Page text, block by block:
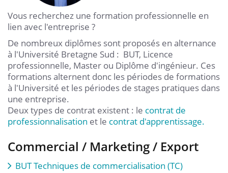
Vous recherchez une formation professionnelle en
lien avec l'entreprise ?
De nombreux diplômes sont proposés en alternance
à l'Université Bretagne Sud : BUT, Licence
professionnelle, Master ou Diplôme d'ingénieur. Ces
formations alternent donc les périodes de formations
à l'Université et les périodes de stages pratiques dans
une entreprise.
Deux types de contrat existent : le contrat de
professionnalisation et le contrat d'apprentissage.
Commercial / Marketing / Export
BUT Techniques de commercialisation (TC)